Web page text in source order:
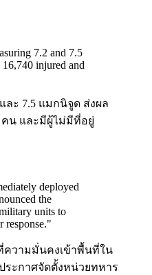
7.2 and 7.5
injured and
ะ 7.5 แมกนิจูด ส่งผล
คน และมีผู้ไม่มีที่อยู่
deployed
the
units to
response."
ความมั่นคงเข้าพื้นที่ใน
ระกาศจัดตั้งหน่วยทหาร